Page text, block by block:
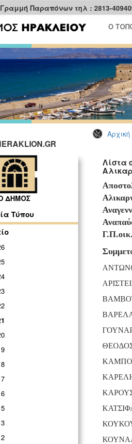
Γραμμή Παραπόνων τηλ : 2813-
Ο
Αρχική
ΔΗΜΟΣ
Τύπου
Λίστα